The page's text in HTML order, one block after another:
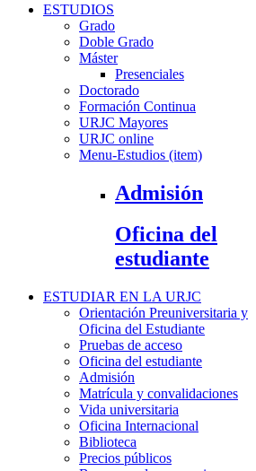
ESTUDIOS
Grado
Doble Grado
Máster
Presenciales
Doctorado
Formación Continua
URJC Mayores
URJC online
Menu-Estudios (item)
Admisión
Oficina del
estudiante
ESTUDIAR EN LA URJC
Orientación Preuniversitaria y
Oficina del Estudiante
Pruebas de acceso
Oficina del estudiante
Admisión
Matrícula y convalidaciones
Vida universitaria
Oficina Internacional
Biblioteca
Precios públicos